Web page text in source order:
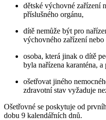
dětské výchovné zařízení
příslušného orgánu,
dítě nemůže být pro
výchovného zařízení nebo
osoba, která jinak o dítě
byla nařízena karanténa,
ošetřovat jiného
zdravotní stav vyžaduje
Ošetřovné se poskytuje od
dobu 9 kalendářních dnů.